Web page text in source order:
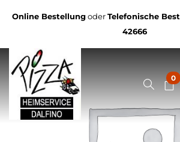
Online BestellungoderTelefonische
42666
0